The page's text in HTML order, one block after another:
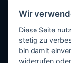
Wir
Diese Seite
stetig zu
bin damit
widerrufen